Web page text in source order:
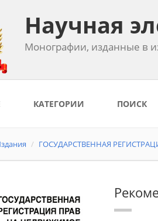
Научная
Монографии, изданные в
КАТЕГОРИИ ПОИСК
ГОСУДАРСТВЕННАЯ